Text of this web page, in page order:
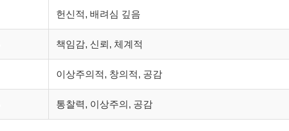
헌신적, 배려심 깊음
책임감, 신뢰, 체계적
이상주의적, 창의적, 공감
통찰력, 이상주의, 공감